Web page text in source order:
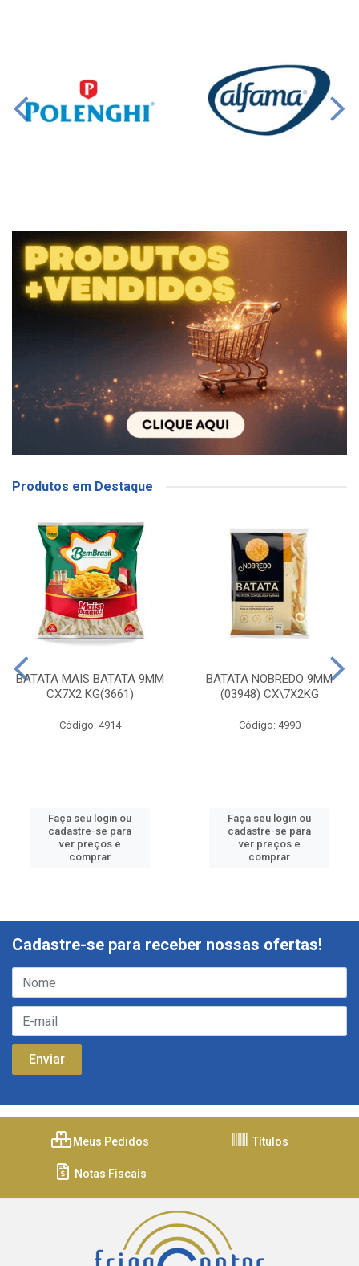
Produtos em Destaque
BATATA MAIS BATATA 9MM
CX7X2 KG(3661)
Código: 4914
Faça seu login ou
cadastre-se para
ver preços e
comprar
BATATA NOBREDO 9MM
(03948) CX\7X2KG
Código: 4990
Faça seu login ou
cadastre-se para
ver preços e
comprar
Cadastre-se para receber nossas ofertas!
Meus Pedidos Títulos
Notas Fiscais